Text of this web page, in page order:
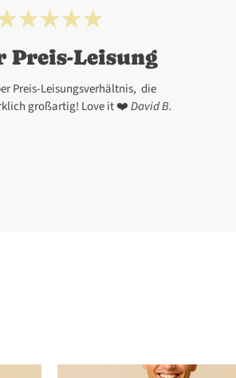
Preis-Leisung
Preis-Leisungsverhältnis, die
großartig! Love it ❤️David B.